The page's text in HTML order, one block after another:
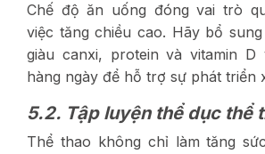
Chế độ ăn uống đóng vai trò
việc tăng chiều cao. Hãy bổ
giàu canxi, protein và vitamin D
hàng ngày để hỗ trợ sự phát triển
5.2. Tập luyện thể dục thể
Thể thao không chỉ làm tăng